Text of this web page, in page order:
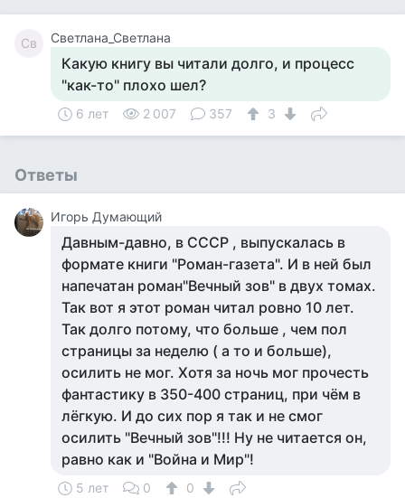
Св Светлана_Светлана
Какую книгу вы читали долго, и процесс
"как-то" плохо шел?
6 лет 2 007 357 3
Ответы
Игорь Думающий
Давным-давно, в СССР , выпускалась в
формате книги "Роман-газета". И в ней был
напечатан роман"Вечный зов" в двух томах.
Так вот я этот роман читал ровно 10 лет.
Так долго потому, что больше , чем пол
страницы за неделю ( а то и больше),
осилить не мог. Хотя за ночь мог прочесть
фантастику в 350-400 страниц, при чём в
лёгкую. И до сих пор я так и не смог
осилить "Вечный зов"!!! Ну не читается он,
равно как и "Война и Мир"!
5 лет 0 0